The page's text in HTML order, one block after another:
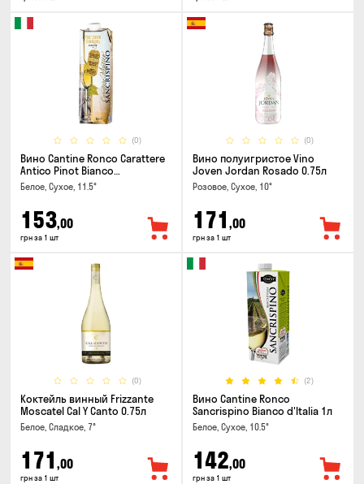
(0)
Вино Cantine Ronco Carattere
Antico Pinot Bianco
Chardonnay Rubicone IGT 1л
Белое, Сухое, 11.5°
153,00
грн за 1 шт
(0)
Вино полуигристое Vino
Joven Jordan Rosado 0.75л
Розовое, Сухое, 10°
171 ,00
грн за 1 шт
(0)
Коктейль винный Frizzante
Moscatel Cal Y Canto 0.75л
Белое, Сладкое, 7°
171 ,00
грн за 1 шт
(2)
Вино Cantine Ronco
Sancrispino Bianco d'Italia 1л
Белое, Сухое, 10.5°
142,00
грн за 1 шт